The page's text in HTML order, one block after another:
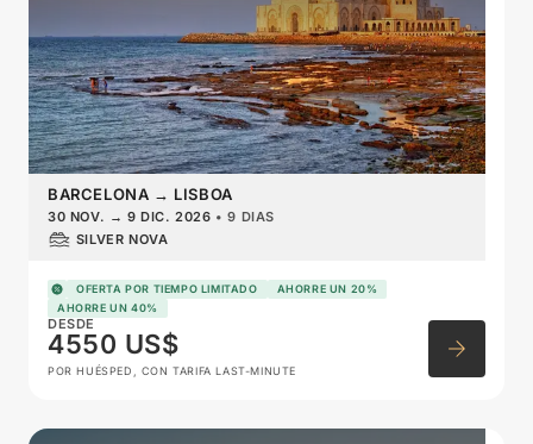
BARCELONA → LISBOA
30 NOV. → 9 DIC. 2026 •9 DIAS
SILVER NOVA
OFERTA POR TIEMPO LIMITADO
AHORRE UN 20%
AHORRE UN 40%
DESDE
4550 US$
POR HUÉSPED, CON TARIFA LAST-MINUTE